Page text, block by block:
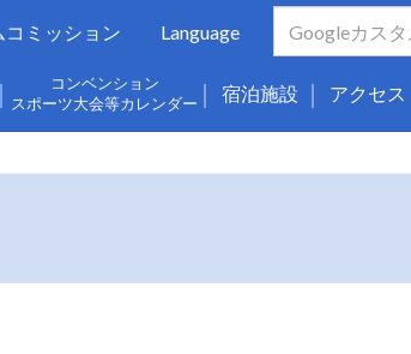
コミッション Language
コンベンション
スポーツ大会等カレンダー
宿泊施設 アクセス